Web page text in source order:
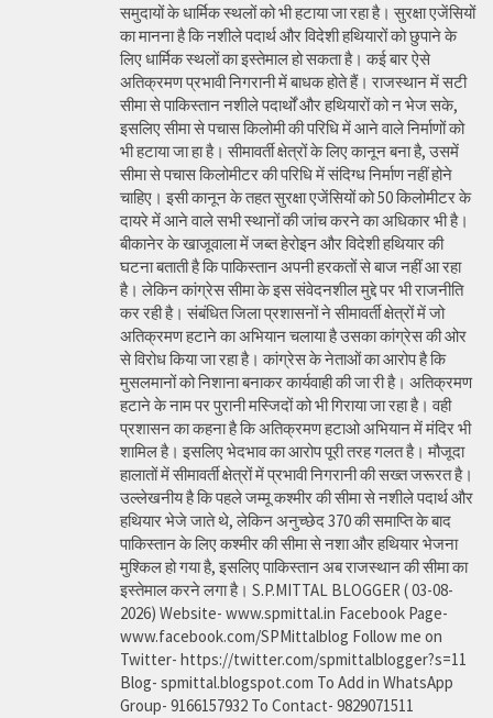
समुदायों के धार्मिक स्थलों को भी हटाया जा रहा है। सुरक्षा एजेंसियों
का मानना है कि नशीले पदार्थ और विदेशी हथियारों को छुपाने के
लिए धार्मिक स्थलों का इस्तेमाल हो सकता है। कई बार ऐसे
अतिक्रमण प्रभावी निगरानी में बाधक होते हैं। राजस्थान में सटी
सीमा से पाकिस्तान नशीले पदार्थों और हथियारों को न भेज सके,
इसलिए सीमा से पचास किलोमी की परिधि में आने वाले निर्माणों को
भी हटाया जा हा है। सीमावर्ती क्षेत्रों के लिए कानून बना है, उसमें
सीमा से पचास किलोमीटर की परिधि में संदिग्ध निर्माण नहीं होने
चाहिए। इसी कानून के तहत सुरक्षा एजेंसियों को 50 किलोमीटर के
दायरे में आने वाले सभी स्थानों की जांच करने का अधिकार भी है।
बीकानेर के खाजूवाला में जब्त हेरोइन और विदेशी हथियार की
घटना बताती है कि पाकिस्तान अपनी हरकतों से बाज नहीं आ रहा
है। लेकिन कांग्रेस सीमा के इस संवेदनशील मुद्दे पर भी राजनीति
कर रही है। संबंधित जिला प्रशासनों ने सीमावर्ती क्षेत्रों में जो
अतिक्रमण हटाने का अभियान चलाया है उसका कांग्रेस की ओर
से विरोध किया जा रहा है। कांग्रेस के नेताओं का आरोप है कि
मुसलमानों को निशाना बनाकर कार्यवाही की जा री है। अतिक्रमण
हटाने के नाम पर पुरानी मस्जिदों को भी गिराया जा रहा है। वही
प्रशासन का कहना है कि अतिक्रमण हटाओ अभियान में मंदिर भी
शामिल है। इसलिए भेदभाव का आरोप पूरी तरह गलत है। मौजूदा
हालातों में सीमावर्ती क्षेत्रों में प्रभावी निगरानी की सख्त जरूरत है।
उल्लेखनीय है कि पहले जम्मू कश्मीर की सीमा से नशीले पदार्थ और
हथियार भेजे जाते थे, लेकिन अनुच्छेद 370 की समाप्ति के बाद
पाकिस्तान के लिए कश्मीर की सीमा से नशा और हथियार भेजना
मुश्किल हो गया है, इसलिए पाकिस्तान अब राजस्थान की सीमा का
इस्तेमाल करने लगा है। S.P.MITTAL BLOGGER ( 03-08-
2026) Website- www.spmittal.in Facebook Page-
www.facebook.com/SPMittalblog Follow me on
Twitter- https://twitter.com/spmittalblogger?s=11
Blog- spmittal.blogspot.com To Add in WhatsApp
Group- 9166157932 To Contact- 9829071511